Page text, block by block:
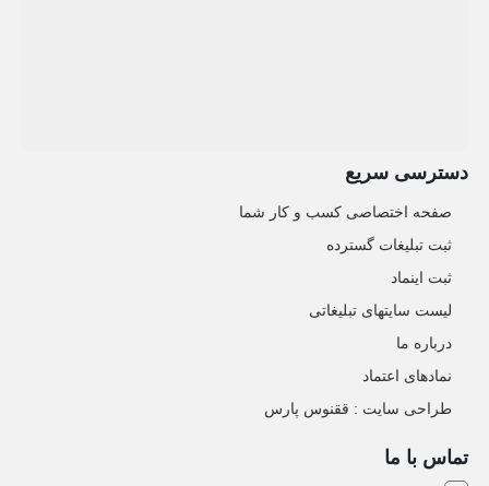
دسترسی سریع
صفحه اختصاصی کسب و کار شما
ثبت تبلیغات گسترده
ثبت اینماد
لیست سایتهای تبلیغاتی
درباره ما
نمادهای اعتماد
طراحی سایت : ققنوس پارس
تماس با ما